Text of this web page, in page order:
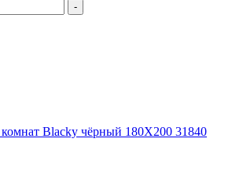
-
Blacky чёрный 180Х200 31840